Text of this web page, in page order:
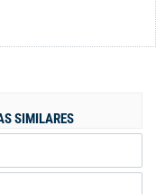
1 parqueadero
SIMILARES